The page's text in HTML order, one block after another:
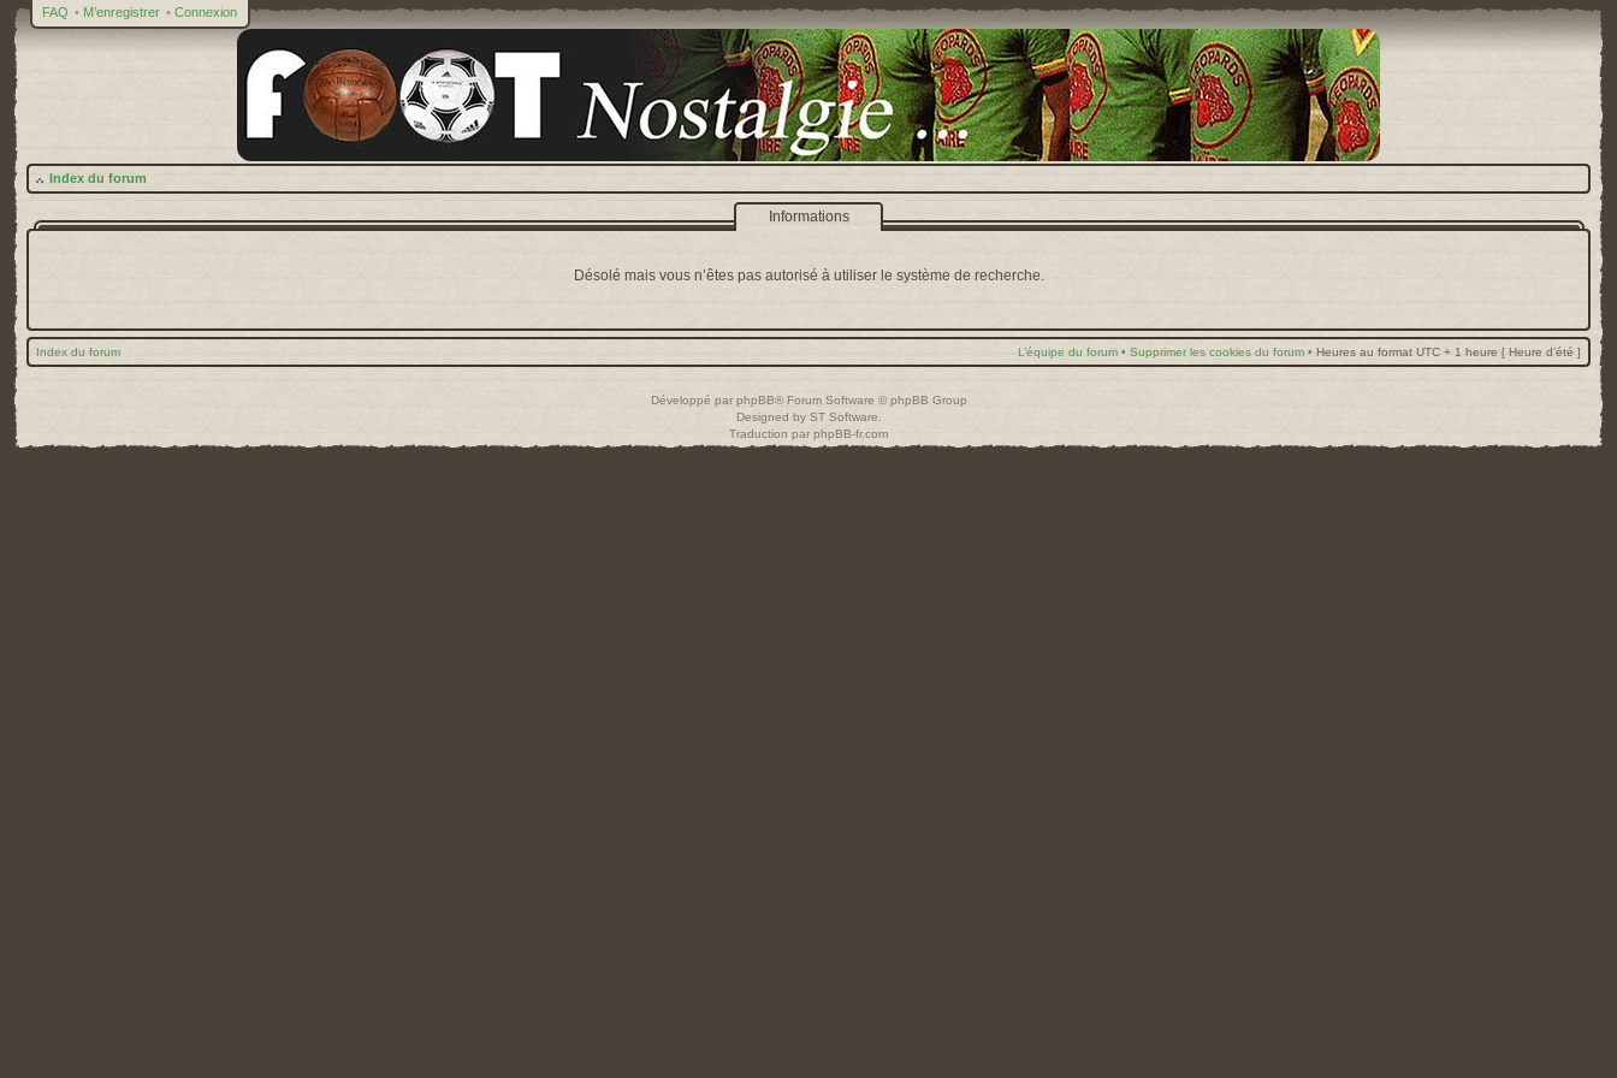
FAQ • M’enregistrer • Connexion
Index du forum
Informations
Désolé mais vous n’êtes pas autorisé à utiliser le système de recherche.
Index du forum L’équipe du forum • Supprimer les cookies du forum • Heures au format UTC + 1 heure [ Heure d’été ]
Développé par phpBB® Forum Software © phpBB Group
Designed by ST Software
Traduction par phpBB-fr.com